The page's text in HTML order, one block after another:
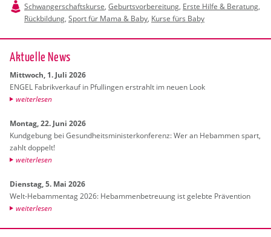
Schwangerschaftskurse, Geburtsvorbereitung, Erste Hilfe & Beratung,
Rückbildung, Sport für Mama & Baby, Kurse fürs Baby
Ak­tu­el­le News
Mitt­woch, 1. Juli 2026
ENGEL Fa­brik­ver­kauf in Pful­lin­gen er­strahlt im neuen Look
wei­ter­le­sen
Mon­tag, 22. Juni 2026
Kund­ge­bung bei Ge­sund­heits­mi­nis­ter­kon­fe­renz: Wer an Heb­am­men spart,
zahlt dop­pelt!
wei­ter­le­sen
Diens­tag, 5. Mai 2026
Welt-Heb­am­men­tag 2026: Heb­am­men­be­treu­ung ist ge­leb­te Prä­ven­ti­on
wei­ter­le­sen